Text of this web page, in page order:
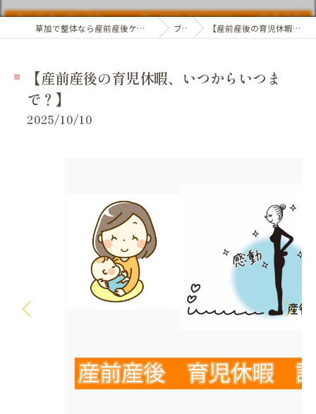
草加で整体なら産前産後ケア専門 かおりビューティサロン ブログ 【産前産後の育児休暇、いつからいつまで？】
【産前産後の育児休暇、いつからいつま
で？】
2025/10/10